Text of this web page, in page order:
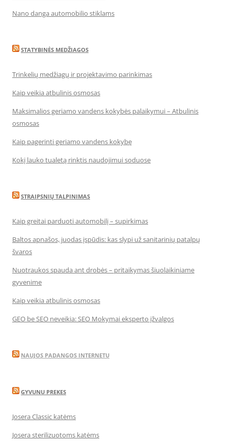
Nano danga automobilio stiklams
STATYBINĖS MEDŽIAGOS
Trinkelių medžiagų ir projektavimo parinkimas
Kaip veikia atbulinis osmosas
Maksimalios geriamo vandens kokybės palaikymui – Atbulinis
osmosas
Kaip pagerinti geriamo vandens kokybę
Kokį lauko tualetą rinktis naudojimui soduose
STRAIPSNIŲ TALPINIMAS
Kaip greitai parduoti automobilį – supirkimas
Baltos apnašos, juodas įspūdis: kas slypi už sanitarinių patalpų
švaros
Nuotraukos spauda ant drobės – pritaikymas šiuolaikiniame
gyvenime
Kaip veikia atbulinis osmosas
GEO be SEO neveikia: SEO Mokymai eksperto įžvalgos
NAUJOS PADANGOS INTERNETU
GYVUNU PREKES
Josera Classic katėms
Josera sterilizuotoms katėms